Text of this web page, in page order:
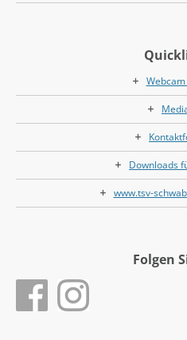
Downloads
www.tsv-
Folgen